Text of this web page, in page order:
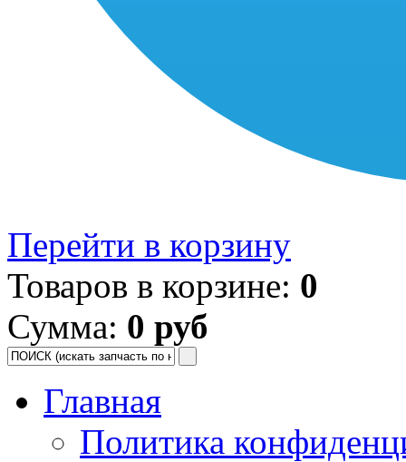
Перейти в корзину
Товаров в корзине: 0
Сумма: 0 руб
Главная
Политика